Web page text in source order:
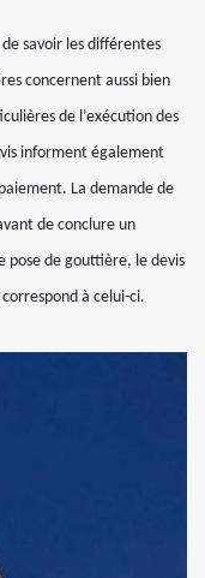
savoir les différentes
concernent aussi bien
de l’exécution des
informent également
La demande de
de conclure un
pose de gouttière, le devis
à celui-ci.